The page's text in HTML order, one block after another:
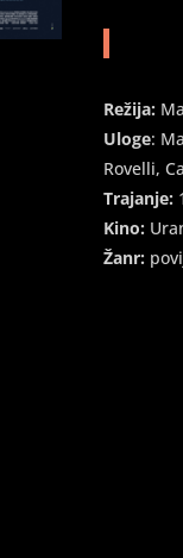
Režija:
Uloge:
Rovelli,
Trajanje:
Kino:
Žanr: